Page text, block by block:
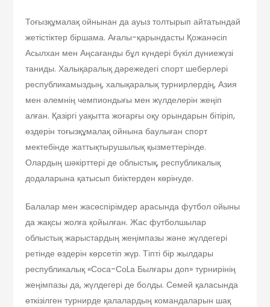
Тоғызқұмалақ ойнынан да ауыз толтырып айтатындай
жетістіктер біршама. Ағалы-қарындасты Қожанәсіп
Асылхан мен Аңсағанды бұл күндері бүкіл дүниежүзі
таниды. Халықаралық дәрежедегі спорт шеберлері
республикамыздың, халықаралық турнирлердің, Азия
мен әлемнің чемпиондығы мен жүлделерін жеңіп
алған. Қазіргі уақытта жоғарғы оқу орындарын бітіріп,
өздерін тоғызқұмалақ ойнына баулыған спорт
мектебінде жаттықтырушылық қызметтерінде.
Олардың шәкірттері де облыстық, республикалық
додаларына қатысып биіктерден көрінуде.
Балалар мен жасөспірімдер арасында футбол ойыны
да жақсы жолға қойылған. Жас футболшылар
облыстық жарыстардың жеңімпазы және жүлдегері
ретінде өздерін көрсетіп жүр. Тіпті бір жылдары
республикалық «Соса-СоLа Былғары доп» турнирінің
жеңімпазы да, жүлдегері де болды. Семей қаласында
өткізілген турнирде қалалардың командаларын шақ